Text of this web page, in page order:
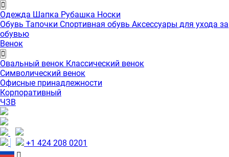
Одежда Шапка Рубашка Носки
Обувь Тапочки Спортивная обувь Аксессуары для ухода за
обувью
Венок
Овальный венок Классический венок
Символический венок
Офисные принадлежности
Корпоративный
ЧЗВ
+1 424 208 0201